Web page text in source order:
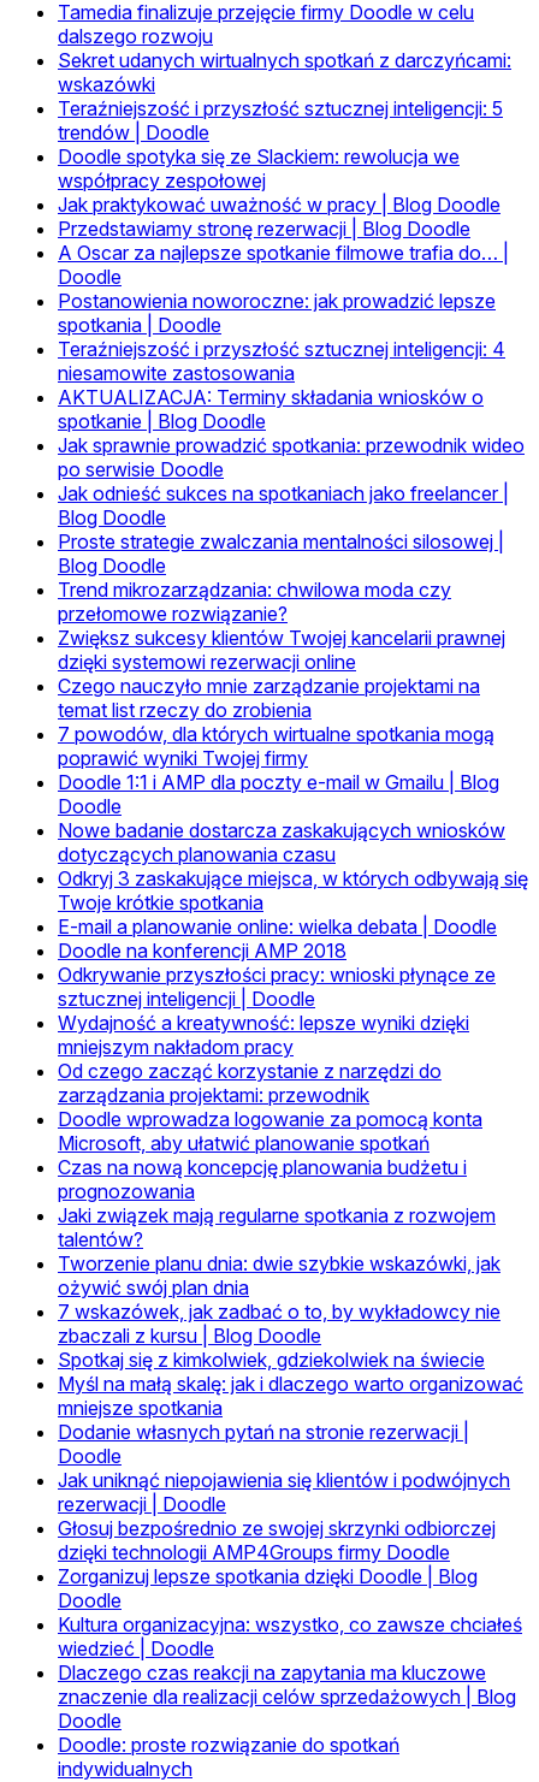
Tamedia finalizuje przejęcie firmy Doodle w celu
dalszego rozwoju
Sekret udanych wirtualnych spotkań z darczyńcami:
wskazówki
Teraźniejszość i przyszłość sztucznej inteligencji: 5
trendów | Doodle
Doodle spotyka się ze Slackiem: rewolucja we
współpracy zespołowej
Jak praktykować uważność w pracy | Blog Doodle
Przedstawiamy stronę rezerwacji | Blog Doodle
A Oscar za najlepsze spotkanie filmowe trafia do… |
Doodle
Postanowienia noworoczne: jak prowadzić lepsze
spotkania | Doodle
Teraźniejszość i przyszłość sztucznej inteligencji: 4
niesamowite zastosowania
AKTUALIZACJA: Terminy składania wniosków o
spotkanie | Blog Doodle
Jak sprawnie prowadzić spotkania: przewodnik wideo
po serwisie Doodle
Jak odnieść sukces na spotkaniach jako freelancer |
Blog Doodle
Proste strategie zwalczania mentalności silosowej |
Blog Doodle
Trend mikrozarządzania: chwilowa moda czy
przełomowe rozwiązanie?
Zwiększ sukcesy klientów Twojej kancelarii prawnej
dzięki systemowi rezerwacji online
Czego nauczyło mnie zarządzanie projektami na
temat list rzeczy do zrobienia
7 powodów, dla których wirtualne spotkania mogą
poprawić wyniki Twojej firmy
Doodle 1:1 i AMP dla poczty e-mail w Gmailu | Blog
Doodle
Nowe badanie dostarcza zaskakujących wniosków
dotyczących planowania czasu
Odkryj 3 zaskakujące miejsca, w których odbywają się
Twoje krótkie spotkania
E-mail a planowanie online: wielka debata | Doodle
Doodle na konferencji AMP 2018
Odkrywanie przyszłości pracy: wnioski płynące ze
sztucznej inteligencji | Doodle
Wydajność a kreatywność: lepsze wyniki dzięki
mniejszym nakładom pracy
Od czego zacząć korzystanie z narzędzi do
zarządzania projektami: przewodnik
Doodle wprowadza logowanie za pomocą konta
Microsoft, aby ułatwić planowanie spotkań
Czas na nową koncepcję planowania budżetu i
prognozowania
Jaki związek mają regularne spotkania z rozwojem
talentów?
Tworzenie planu dnia: dwie szybkie wskazówki, jak
ożywić swój plan dnia
7 wskazówek, jak zadbać o to, by wykładowcy nie
zbaczali z kursu | Blog Doodle
Spotkaj się z kimkolwiek, gdziekolwiek na świecie
Myśl na małą skalę: jak i dlaczego warto organizować
mniejsze spotkania
Dodanie własnych pytań na stronie rezerwacji |
Doodle
Jak uniknąć niepojawienia się klientów i podwójnych
rezerwacji | Doodle
Głosuj bezpośrednio ze swojej skrzynki odbiorczej
dzięki technologii AMP4Groups firmy Doodle
Zorganizuj lepsze spotkania dzięki Doodle | Blog
Doodle
Kultura organizacyjna: wszystko, co zawsze chciałeś
wiedzieć | Doodle
Dlaczego czas reakcji na zapytania ma kluczowe
znaczenie dla realizacji celów sprzedażowych | Blog
Doodle
Doodle: proste rozwiązanie do spotkań
indywidualnych